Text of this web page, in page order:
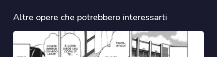
Altre opere che potrebbero interessarti